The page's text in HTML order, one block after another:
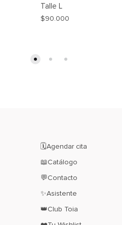
Talle L
$90.000
🗓️Agendar cita
📖Catálogo
💬Contacto
✨Asistente
👑Club Toia